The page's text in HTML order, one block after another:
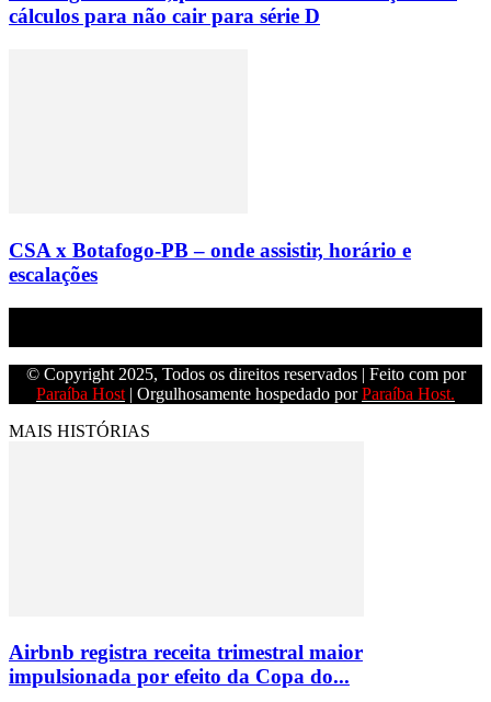
cálculos para não cair para série D
CSA x Botafogo-PB – onde assistir, horário e
escalações
© Copyright 2025, Todos os direitos reservados | Feito com por
Paraíba Host | Orgulhosamente hospedado porParaíba Host.
MAIS HISTÓRIAS
Airbnb registra receita trimestral maior
impulsionada por efeito da Copa do...